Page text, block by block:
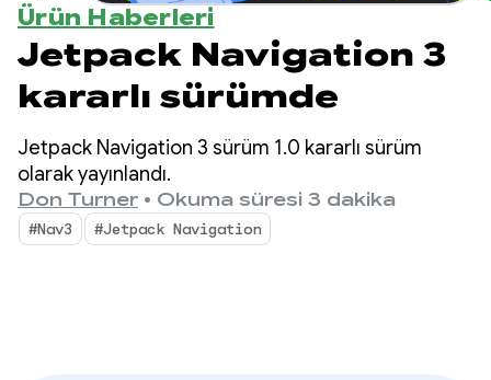
Ürün Haberleri
Jetpack Navigation 3
kararlı sürümde
Jetpack Navigation 3 sürüm 1.0 kararlı sürüm
olarak yayınlandı.
Don Turner • Okuma süresi 3 dakika
#Nav3 #Jetpack Navigation